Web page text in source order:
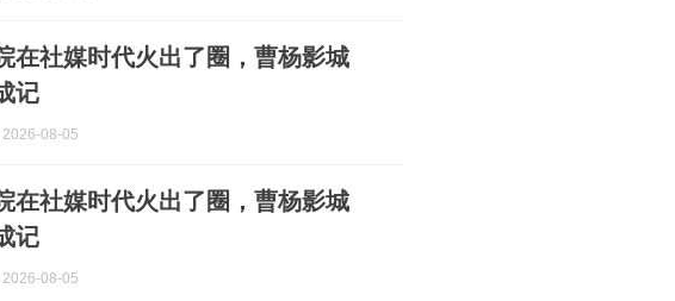
在社媒时代火出了圈，曹杨影城
记
2026-08-05
在社媒时代火出了圈，曹杨影城
记
2026-08-05